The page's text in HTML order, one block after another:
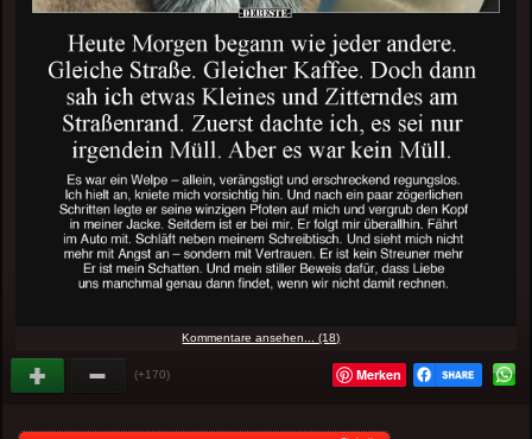
Kommentare ansehen... (18)
(+170) Merken